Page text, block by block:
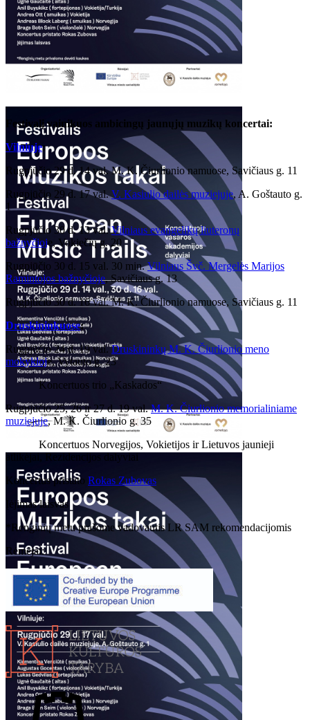
Festivalį vainikuos ambicingų jaunųjų muzikų koncertai:
Vilniuje:
Rugpjūčio 29 d. 14 val. M. K. Čiurlionio namuose, Savičiaus g. 11
Rugpjūčio 29 d. 17 val.V. Kasiulio dailės muziejuje, A. Goštauto g.
1
Rugpjūčio 30 d. 13 val.Vilniaus evangelikų liuteronų
bažnyčioje, Vokiečių g. 20
Rugpjūčio 30 d. 15 val. 30 min.Vilniaus Švč. Mergelės Marijos
Ramintojos bažnyčioje, Savičiaus g. 13
Rugpjūčio 30 d. 16 val. M. K. Čiurlionio namuose, Savičiaus g. 11
Druskininkuose:
Rugpjūčio 24 d. 19 val.Druskininkų M. K. Čiurlionio meno
mokykloje, Vytauto g. 23
Koncertuos trio „Kaskados“
Rugpjūčio 25, 26 ir 27 d. 19 val.M. K. Čiurlionio memorialiniame
muziejuje, M. K. Čiurlionio g. 35
Koncertuos Norvegijos, Vokietijos ir Lietuvos jaunieji
atlikėjai, Rezidencijos dalyviai
Koncertus pristato Rokas Zubovas
Įėjimas laisvas
*Renginių metu prašome vadovautis LR SAM rekomendacijomis
Rėmėjai: